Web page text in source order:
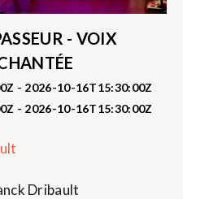
- VOIX
- 2026-10-16T15:30:00Z
- 2026-10-16T15:30:00Z
Dribault